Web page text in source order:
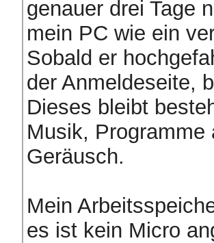
genauer drei Tage
mein PC wie ein
Sobald er
der Anmeldeseite,
Dieses bleibt
Musik,
Geräusch.
Mein
es ist kein Micro